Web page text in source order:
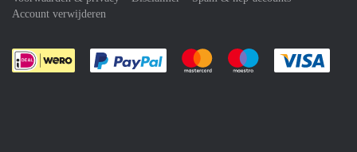
Account verwijderen
Je rekent gemakkelijk af met Paypal
Je rekent gemakkelijk af met
Je rekent